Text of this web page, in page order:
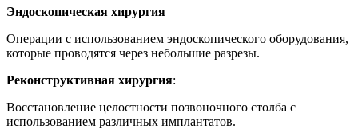
Эндоскопическая хирургия
Операции с использованием эндоскопического оборудования,
которые проводятся через небольшие разрезы.
Реконструктивная хирургия:
Восстановление целостности позвоночного столба с
использованием различных имплантатов.